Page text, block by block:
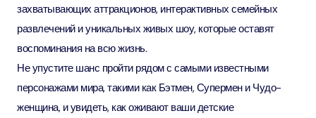
захватывающих аттракционов, интерактивных семейных
развлечений и уникальных живых шоу, которые оставят
воспоминания на всю жизнь.
Не упустите шанс пройти рядом с самыми известными
персонажами мира, такими как Бэтмен, Супермен и Чудо-
женщина, и увидеть, как оживают ваши детские